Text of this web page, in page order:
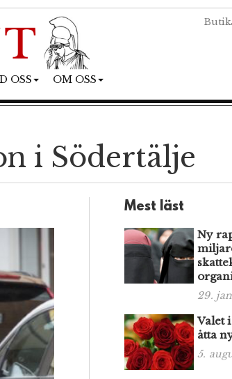
Butik
OSS OM OSS
i Södertälje
Mest läst
Ny
29.
Valet
åtta
5.